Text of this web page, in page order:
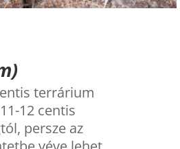
terrárium
12 centis
persze az